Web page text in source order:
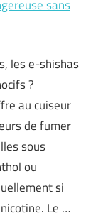
sans
les e-shishas
?
au cuiseur
de fumer
sous
ou
si
Le …